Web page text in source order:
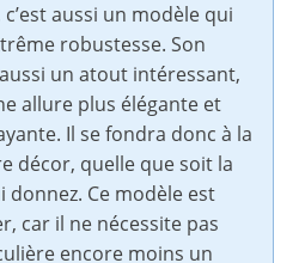
aussi un modèle qui
robustesse. Son
un atout intéressant,
allure plus élégante et
Il se fondra donc à la
décor, quelle que soit la
Ce modèle est
car il ne nécessite pas
encore moins un